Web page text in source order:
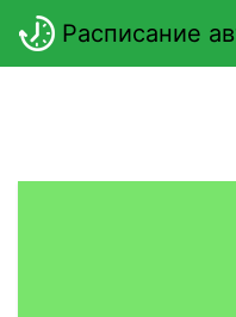
Расписание